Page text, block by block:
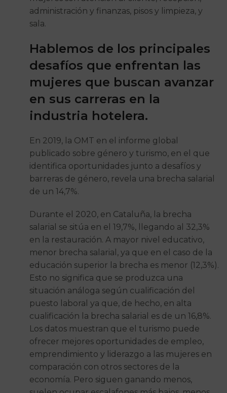
administración y finanzas, pisos y limpieza, y
sala.
Hablemos de los principales
desafíos que enfrentan las
mujeres que buscan avanzar
en sus carreras en la
industria hotelera.
En 2019, la OMT en el informe global
publicado sobre género y turismo, en el que
identifica oportunidades junto a desafíos y
barreras de género, revela una brecha salarial
de un 14,7%.
Durante el 2020, en Cataluña, la brecha
salarial se sitúa en el 19,7%, llegando al 32,3%
en la restauración. A mayor nivel educativo,
menor brecha salarial, ya que en el caso de la
educación superior la brecha es menor (12,3%).
Esto no significa que se produzca una
situación análoga según cualificación del
puesto laboral ya que, de hecho, en alta
cualificación la brecha salarial es de un 16,8%.
Los datos muestran que el turismo puede
ofrecer mejores oportunidades de empleo,
emprendimiento y liderazgo a las mujeres en
comparación con otros sectores de la
economía. Pero siguen ganando menos,